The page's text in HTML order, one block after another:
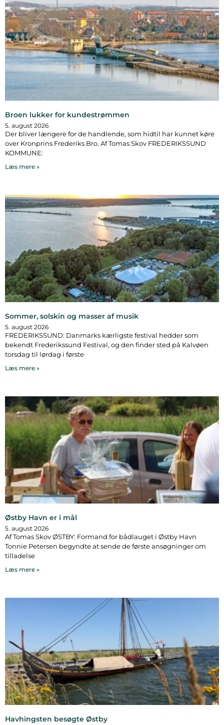
Broen lukker for kundestrømmen
5. august 2026
Der bliver længere for de handlende, som hidtil har kunnet køre
over Kronprins Frederiks Bro. Af Tomas Skov FREDERIKSSUND
KOMMUNE:
Læs mere »
Sommer, solskin og masser af musik
5. august 2026
FREDERIKSSUND: Danmarks kærligste festival hedder som
bekendt Frederikssund Festival, og den finder sted på Kalvøen
torsdag til lørdag i første
Læs mere »
Østby Havn er i mål
5. august 2026
Af Tomas Skov ØSTBY: Formand for bådlauget i Østby Havn
Tonnie Petersen begyndte at sende de første ansøgninger om
tilladelse
Læs mere »
Havhingsten besøgte Østby